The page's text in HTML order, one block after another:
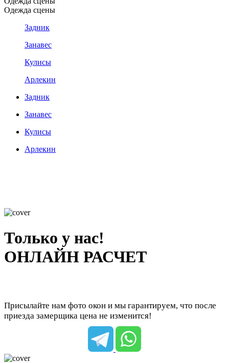
Одежда сцены
Задник
Занавес
Кулисы
Арлекин
Задник
Занавес
Кулисы
Арлекин
Только у нас!
ОНЛАЙН РАСЧЕТ
Присылайте нам фото окон и мы гарантируем, что после
приезда замерщика цена не изменится!